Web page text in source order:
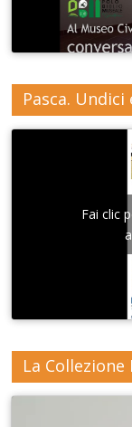
Pasca.
Fai clic
La